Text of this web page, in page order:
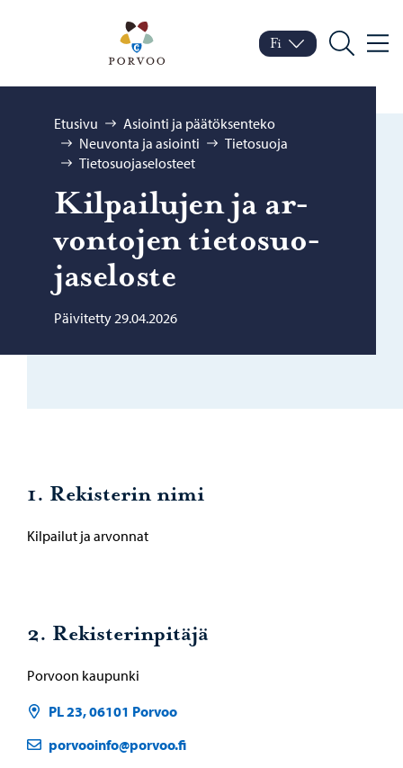
Porvoo – Siirry
Vaihda kieltä
Nykyinen kieli: Suomi
Fi
Hae
Selaa:
Etusivu
Asiointi ja päätöksenteko
Neuvonta ja asiointi
Tietosuoja
Tietosuojaselosteet
Kil­pai­lu­jen ja ar­
von­to­jen tie­to­suo­
ja­se­los­te
Päivitetty 29.04.2026
1. Rekisterin nimi
Kilpailut ja arvonnat
2. Rekisterinpitäjä
Porvoon kaupunki
PL 23, 06101 Porvoo
porvooinfo@porvoo.fi